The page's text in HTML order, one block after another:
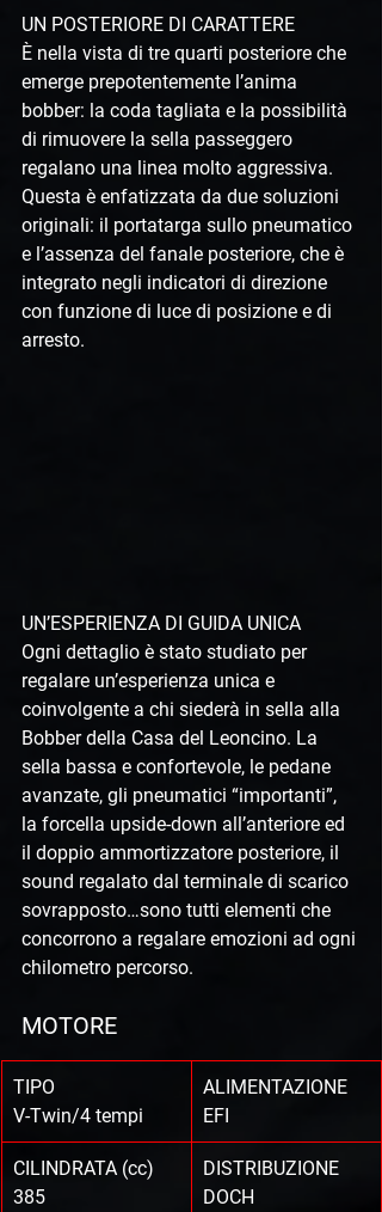
UN POSTERIORE DI CARATTERE
È nella vista di tre quarti posteriore che
emerge prepotentemente l’anima
bobber: la coda tagliata e la possibilità
di rimuovere la sella passeggero
regalano una linea molto aggressiva.
Questa è enfatizzata da due soluzioni
originali: il portatarga sullo pneumatico
e l’assenza del fanale posteriore, che è
integrato negli indicatori di direzione
con funzione di luce di posizione e di
arresto.
UN’ESPERIENZA DI GUIDA UNICA
Ogni dettaglio è stato studiato per
regalare un’esperienza unica e
coinvolgente a chi siederà in sella alla
Bobber della Casa del Leoncino. La
sella bassa e confortevole, le pedane
avanzate, gli pneumatici “importanti”,
la forcella upside-down all’anteriore ed
il doppio ammortizzatore posteriore, il
sound regalato dal terminale di scarico
sovrapposto…sono tutti elementi che
concorrono a regalare emozioni ad ogni
chilometro percorso.
MOTORE
TIPO
V-Twin/4 tempi
ALIMENTAZIONE
EFI
CILINDRATA (cc)
385
DISTRIBUZIONE
DOCH